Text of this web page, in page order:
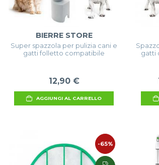
BIERRE STORE
Super spazzola per pulizia cani e
gatti folletto compatibile
12,90 €
AGGIUNGI AL CARRELLO
gatti
-65%